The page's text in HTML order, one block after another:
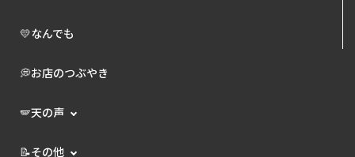
💛なんでも
💭お店のつぶやき
🪽天の声
📝その他